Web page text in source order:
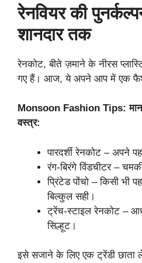
रेनवियर की
शानदार तक
रेनकोट, बीते ज़माने के नीरस
गए हैं। आज, ये अपने आप में एक
Monsoon Fashion Tips:
वस्त्र:
पारदर्शी रेनकोट – अपने
रंग-बिरंगे विंडचीटर –
प्रिंटेड पोंचो – किसी भी
बिल्कुल सही।
ट्रेंच-स्टाइल रेनकोट –
सिल्हूट।
इसे सजाने के लिए एक ट्रेंडी छाता